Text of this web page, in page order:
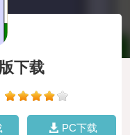
下载
PC下载